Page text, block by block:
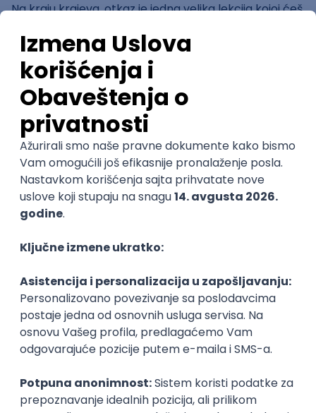
Na kraju krajeva, otkaz je jedna velika lekcija kojoj ćeš
nekim bitnim lekcijama i zaštiti nekih zamki u koje bi
mogao lako da upadneš tokom života.
Shvatićeš da nisi zavisan od jednog poslodavca i
da možeš da se snađeš i izboriš za sebe. To će
te kasnije ohrabriti da ukoliko si nezadovoljan
nekim radnim mestom, ne ostaješ tu i napraviš
hrabar potez da nađeš nešto bolje za sebe.
Naučićeš na koji način možeš bolje da se
zauzmeš za sebe, odnosno koja pitanja da
postaviš poslodavcu pre nego što prihvatiš
poslodavca za tebe – da li ima dugoročan plan
njihovim zadovoljstvom, da li poseduje budžete
za obrazovanje i da li ima nameru da ulaže u tvoj
razvoj, kakve su mogućnosti napretka po
horizontalnim i vertikalnim lestvicama, itd.
Ovakve situacije nisu nikada prijatne, ali sve je to život
zato se potrudi da kroz taj proces sav fokus staviš na
nove prilike.